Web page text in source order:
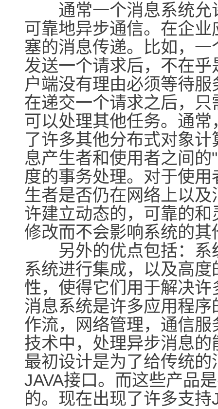
通常一个消息系统允
可靠地异步通信。在企
塞的消息传递。比如，
发送一个请求后，不在
户端没有理由必须等待
在递交一个请求之后，
可以处理其他任务。通
了许多其他分布式对象
息产生者和使用者之间
度的事务处理。对于使
生者是否仍在网络上以
许建立动态的，可靠的
修改而不会影响系统的其
另外的优点包括：系
系统进行集成，以及高
性，使得它们用于解决
消息系统是许多应用程
作流，网络管理，通信
技术中，处理异步消息
最初设计是为了给传统
JAVA接口。而这些产品
的。现在出现了许多支